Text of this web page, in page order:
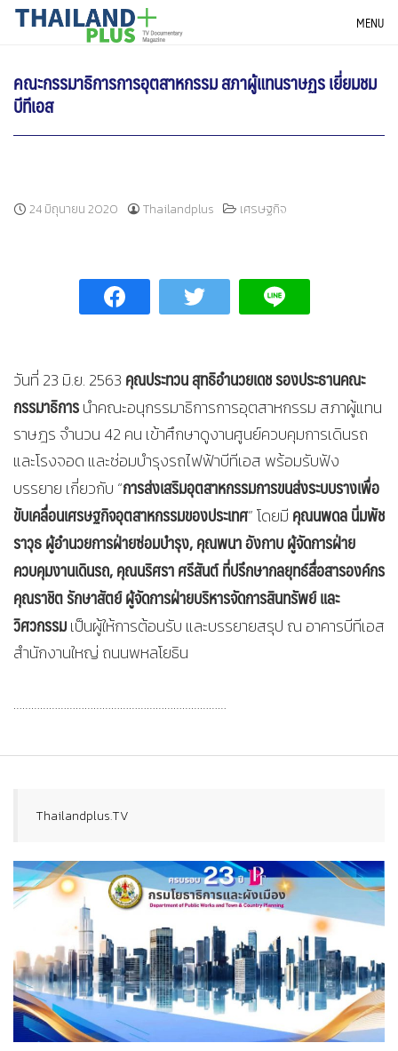
SkipTHAILANDPLUS NEWS MENU
คณะกรรมาธิการการอุตสาหกรรม สภาผู้แทนราษฏร เยี่ยมชม
บีทีเอส
24 มิถุนายน 2020 Thailandplus เศรษฐกิจ
วันที่ 23 มิ.ย. 2563 คุณประทวน สุทธิอำนวยเดช รองประธานคณะ
กรรมาธิการนำคณะอนุกรรมาธิการการอุตสาหกรรม สภาผู้แทน
ราษฎร จำนวน 42 คน เข้าศึกษาดูงานศูนย์ควบคุมการเดินรถ
และโรงจอด และซ่อมบำรุงรถไฟฟ้าบีทีเอส พร้อมรับฟัง
บรรยาย เกี่ยวกับ “การส่งเสริมอุตสาหกรรมการขนส่งระบบรางเพื่อ
ขับเคลื่อนเศรษฐกิจอุตสาหกรรมของประเทศ” โดยมี คุณนพดล นิ่มพัช
ราวุธ ผู้อำนวยการฝ่ายซ่อมบำรุง, คุณพนา อังกาบ ผู้จัดการฝ่าย
ควบคุมงานเดินรถ, คุณนริศรา ศรีสันต์ ที่ปรึกษากลยุทธ์สื่อสารองค์กร
คุณราชิต รักษาสัตย์ ผู้จัดการฝ่ายบริหารจัดการสินทรัพย์ และ
วิศวกรรมเป็นผู้ให้การต้อนรับ และบรรยายสรุป ณ อาคารบีทีเอส
สำนักงานใหญ่ ถนนพหลโยธิน
………………………………………………………………
Thailandplus.TV